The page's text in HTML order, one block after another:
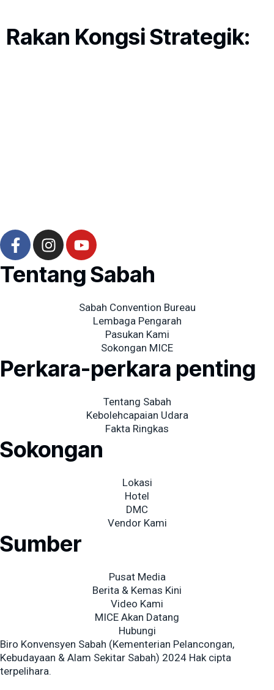
Rakan Kongsi Strategik:
F
a
c
e
f
I
n
s
t
Y
o
u
t
b
Tentang Sabah
Sabah Convention Bureau
Lembaga Pengarah
Pasukan Kami
Sokongan MICE
Perkara-perkara penting
Tentang Sabah
Kebolehcapaian Udara
Fakta Ringkas
Sokongan
Lokasi
Hotel
DMC
Vendor Kami
Sumber
Pusat Media
Berita & Kemas Kini
Video Kami
MICE Akan Datang
Hubungi
Biro Konvensyen Sabah (Kementerian Pelancongan,
Kebudayaan & Alam Sekitar Sabah) 2024 Hak cipta
terpelihara.